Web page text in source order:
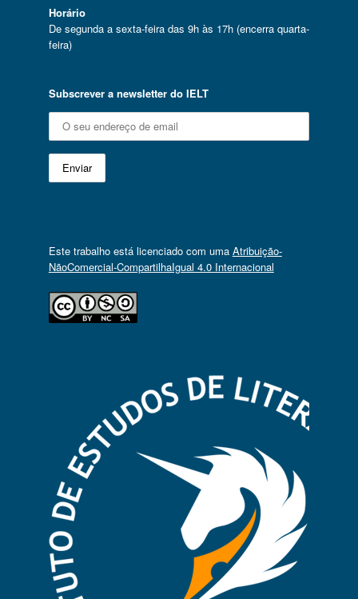
Horário
De segunda a sexta-feira das 9h às 17h (encerra quarta-
feira)
Subscrever a newsletter do IELT
Este trabalho está licenciado com uma Atribuição-
NãoComercial-CompartilhaIgual 4.0 Internacional